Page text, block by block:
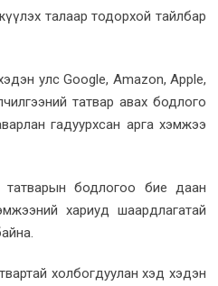
талаар тодорхой тайлбар
улс Google, Amazon, Apple,
татвар авах бодлого
гадуурхсан арга хэмжээ
бодлогоо бие даан
хариуд шаардлагатай
холбогдуулан хэд хэдэн